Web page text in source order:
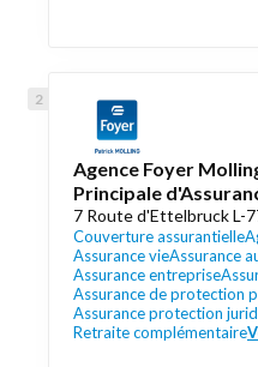
Agence Foyer
Principale
7 Route d'Ettelbruck L-
Couverture assurantielle
Assurance vieAssurance
Assurance entreprise
Assurance de protection
Assurance protection
Retraite complémentaire